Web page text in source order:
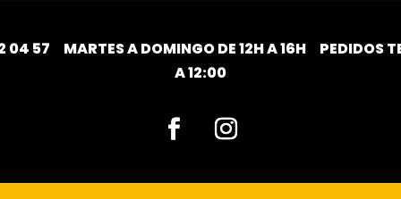
04 57 MARTES A DOMINGO DE 12H A 16H PEDIDOS
A 12:00